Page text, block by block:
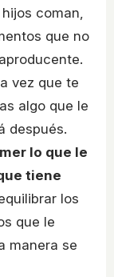
coman,
que no
vez que te
algo que le
después.
lo que le
tiene
los
que le
manera se